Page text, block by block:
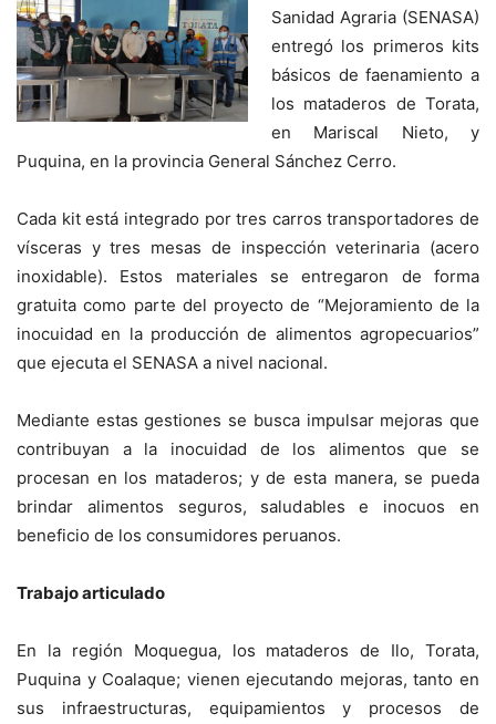
Sanidad Agraria (SENASA)
entregó los primeros kits
básicos de faenamiento a
los mataderos de Torata,
en Mariscal Nieto, y
Puquina, en la provincia General Sánchez Cerro.
Cada kit está integrado por tres carros transportadores de
vísceras y tres mesas de inspección veterinaria (acero
inoxidable). Estos materiales se entregaron de forma
gratuita como parte del proyecto de “Mejoramiento de la
inocuidad en la producción de alimentos agropecuarios”
que ejecuta el SENASA a nivel nacional.
Mediante estas gestiones se busca impulsar mejoras que
contribuyan a la inocuidad de los alimentos que se
procesan en los mataderos; y de esta manera, se pueda
brindar alimentos seguros, saludables e inocuos en
beneficio de los consumidores peruanos.
Trabajo articulado
En la región Moquegua, los mataderos de Ilo, Torata,
Puquina y Coalaque; vienen ejecutando mejoras, tanto en
sus infraestructuras, equipamientos y procesos de